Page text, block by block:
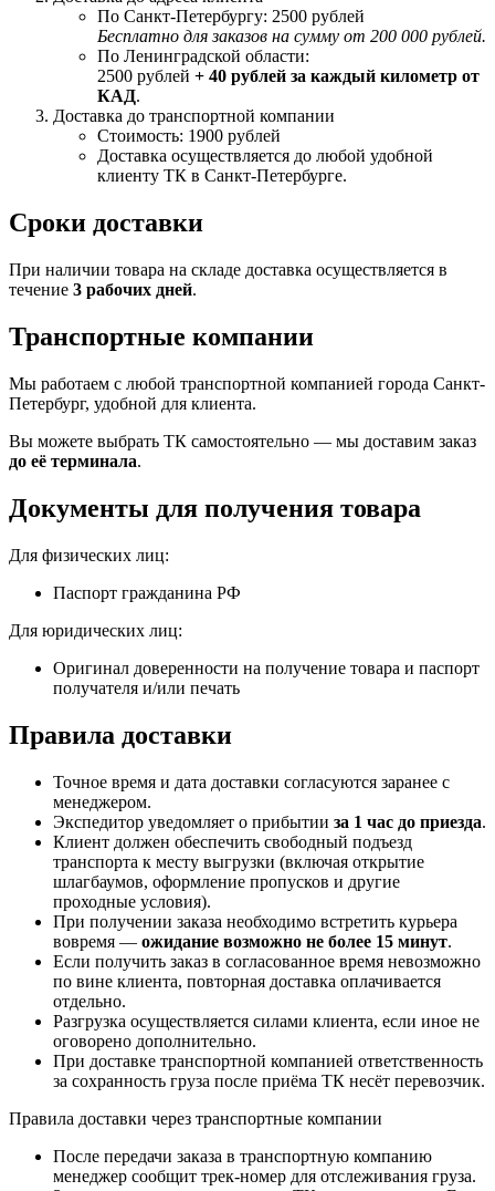
По Санкт-Петербургу: 2500 рублей
Бесплатно для заказов на сумму от 200 000 рублей.
По Ленинградской области:
2500 рублей + 40 рублей за каждый километр от
КАД.
Доставка до транспортной компании
Стоимость: 1900 рублей
Доставка осуществляется до любой удобной
клиенту ТК в Санкт-Петербурге.
Сроки доставки
При наличии товара на складе доставка осуществляется в
течение 3 рабочих дней.
Транспортные компании
Мы работаем с любой транспортной компанией города Санкт-
Петербург, удобной для клиента.
Вы можете выбрать ТК самостоятельно — мы доставим заказ
до её терминала.
Документы для получения товара
Для физических лиц:
Паспорт гражданина РФ
Для юридических лиц:
Оригинал доверенности на получение товара и паспорт
получателя и/или печать
Правила доставки
Точное время и дата доставки согласуются заранее с
менеджером.
Экспедитор уведомляет о прибытии за 1 час до приезда.
Клиент должен обеспечить свободный подъезд
транспорта к месту выгрузки (включая открытие
шлагбаумов, оформление пропусков и другие
проходные условия).
При получении заказа необходимо встретить курьера
вовремя — ожидание возможно не более 15 минут.
Если получить заказ в согласованное время невозможно
по вине клиента, повторная доставка оплачивается
отдельно.
Разгрузка осуществляется силами клиента, если иное не
оговорено дополнительно.
При доставке транспортной компанией ответственность
за сохранность груза после приёма ТК несёт перевозчик.
Правила доставки через транспортные компании
После передачи заказа в транспортную компанию
менеджер сообщит трек-номер для отслеживания груза.